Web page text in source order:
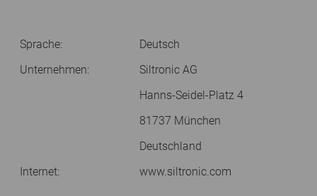
Sprache:
Deutsch
Unternehmen:
Siltronic AG
Hanns-Seidel-Platz 4
81737 München
Deutschland
Internet:
www.siltronic.com